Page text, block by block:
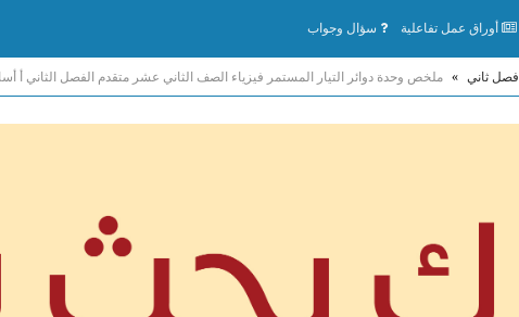
أوراق عمل تفاعلية سؤال وجواب
فصل ثاني » ملخص وحدة دوائر التيار المستمر فيزياء الصف الثاني عشر متقدم الفصل الثاني أ